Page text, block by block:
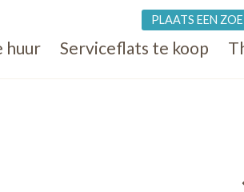
huur Serviceflats te koop
PLAATS EEN